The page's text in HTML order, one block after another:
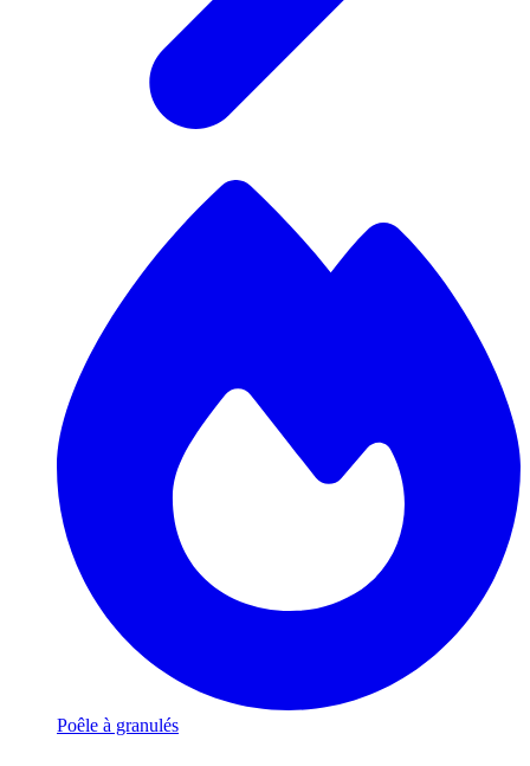
Poêle à granulés